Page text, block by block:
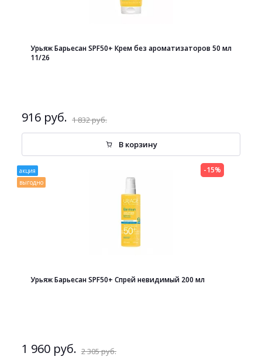
Урьяж Барьесан SPF50+ Крем без ароматизаторов 50 мл
11/26
916 руб. 1 832 руб.
В корзину
акция
выгодно
Урьяж Барьесан SPF50+ Спрей невидимый 200 мл
1 960 руб. 2 305 руб.
-15%